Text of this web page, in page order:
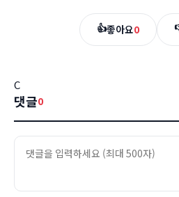
👍좋아요0
C
댓글0